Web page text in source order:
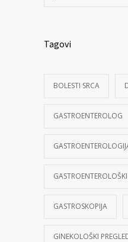
Tagovi
BOLESTI SRCA
GASTROENTEROLOG
GASTROSKOPIJA
GINEKOLOŠKI